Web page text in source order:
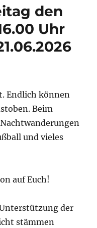
den
Uhr
Endlich können
Beim
und vieles
auf Euch!
der
stämmen